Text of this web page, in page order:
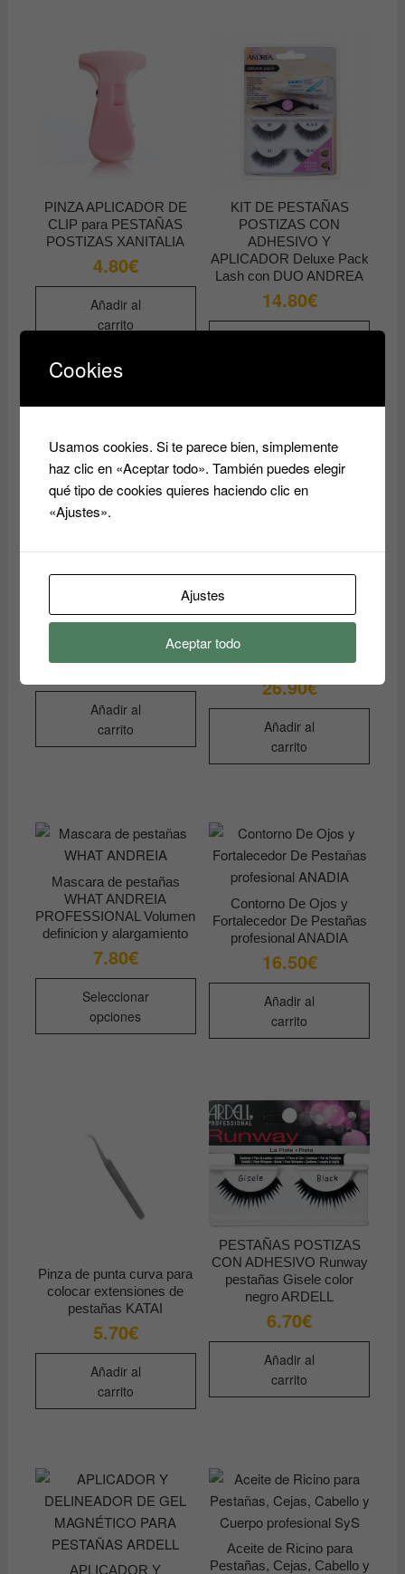
PINZA APLICADOR DE
CLIP para PESTAÑAS
POSTIZAS XANITALIA
4.80€
Añadir al
carrito
KIT DE PESTAÑAS
POSTIZAS CON
ADHESIVO Y
APLICADOR Deluxe Pack
Lash con DUO ANDREA
14.80€
Proteína LIMPIADOR DE
PESTAÑAS con Te Verde
12.00€
Añadir al
carrito
FORTALECEDOR DE
PESTAÑAS Y CEJAS
INFINITY LIPOSOMAS
EN SPRAY KAPALUA
26.90€
Añadir al
carrito
Mascara de pestañas
WHAT ANDREIA
PROFESSIONAL Volumen
definicion y alargamiento
7.80€
Seleccionar
opciones
Este
opciones
se
pueden
elegir
página
producto
Contorno De Ojos y
Fortalecedor De Pestañas
profesional ANADIA
16.50€
Añadir al
carrito
Pinza de punta curva para
colocar extensiones de
pestañas KATAI
5.70€
Añadir al
carrito
PESTAÑAS POSTIZAS
CON ADHESIVO Runway
pestañas Gisele color
negro ARDELL
6.70€
Añadir al
carrito
APLICADOR Y
Aceite de Ricino para
Pestañas, Cejas, Cabello y
Cookies
Usamos cookies. Si te parece bien, simplemente
haz clic en «Aceptar todo». También puedes elegir
qué tipo de cookies quieres haciendo clic en
«Ajustes».
Ajustes
Aceptar todo